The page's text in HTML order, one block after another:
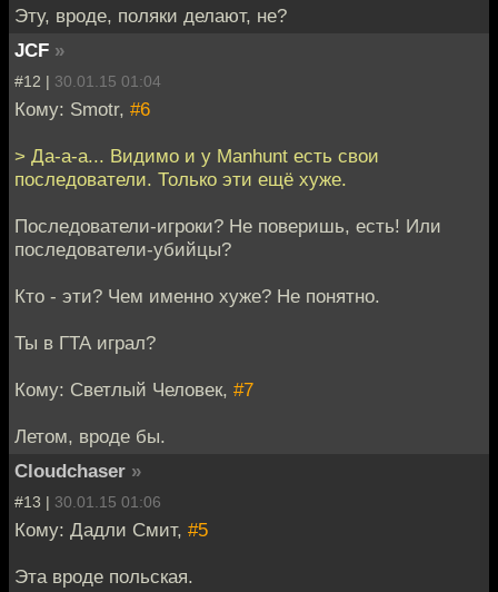
Эту, вроде, поляки делают, не?
JCF »
#12 | 30.01.15 01:04
Кому: Smotr, #6
> Да-а-а... Видимо и у Manhunt есть свои
последователи. Только эти ещё хуже.
Последователи-игроки? Не поверишь, есть! Или
последователи-убийцы?
Кто - эти? Чем именно хуже? Не понятно.
Ты в ГТА играл?
Кому: Светлый Человек, #7
Летом, вроде бы.
Cloudchaser »
#13 | 30.01.15 01:06
Кому: Дадли Смит, #5
Эта вроде польская.